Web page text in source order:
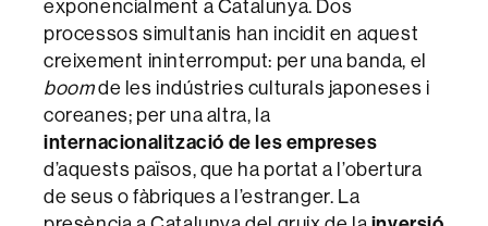
exponencialment a Catalunya. Dos
processos simultanis han incidit en aquest
creixement ininterromput: per una banda, el
boomde les indústries culturals japoneses i
coreanes; per una altra, la
internacionalització de les empreses
d’aquests països, que ha portat a l’obertura
de seus o fàbriques a l’estranger. La